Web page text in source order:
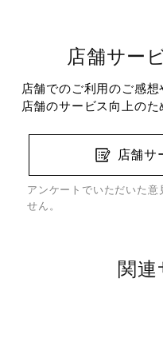
店舗サー
店舗でのご利用のご感想
店舗のサービス向上のた
店舗サ
アンケートでいただいた意
せん。
関連